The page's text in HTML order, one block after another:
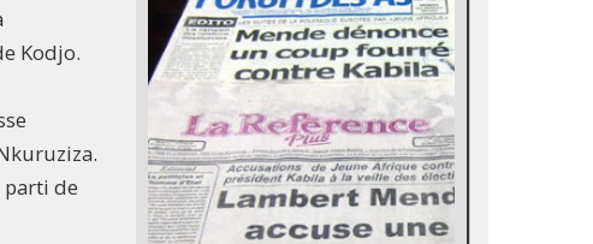
Kodjo.
parti de